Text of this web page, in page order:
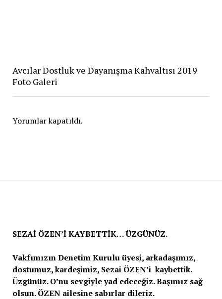
Avcılar Dostluk ve Dayanışma Kahvaltısı 2019
Foto Galeri
Yorumlar kapatıldı.
SEZAİ ÖZEN’İ KAYBETTİK… ÜZGÜNÜZ.
Vakfımızın Denetim Kurulu üyesi, arkadaşımız,
dostumuz, kardeşimiz, Sezai ÖZEN’i kaybettik.
Üzgünüz. O’nu sevgiyle yad edeceğiz. Başımız sağ
olsun. ÖZEN ailesine sabırlar dileriz.